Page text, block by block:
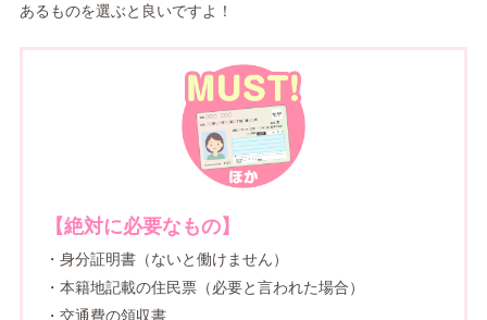
あるものを選ぶと良いですよ！
【絶対に必要なもの】
・身分証明書（ないと働けません）
・本籍地記載の住民票（必要と言われた場合）
・交通費の領収書